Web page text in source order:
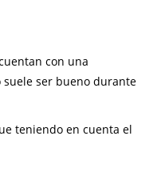
con una
ser bueno durante
teniendo en cuenta el